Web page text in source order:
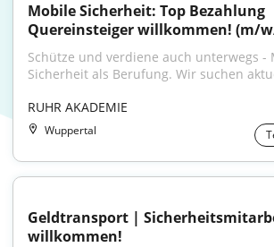
Mobile Sicherheit: Top Bezahlung
Quereinsteiger willkommen! (m/
Schütze und verdiene auch unterwegs -
Sicherheit als Berufung. Wir suchen
RUHR AKADEMIE
Wuppertal
Geldtransport |
willkommen!